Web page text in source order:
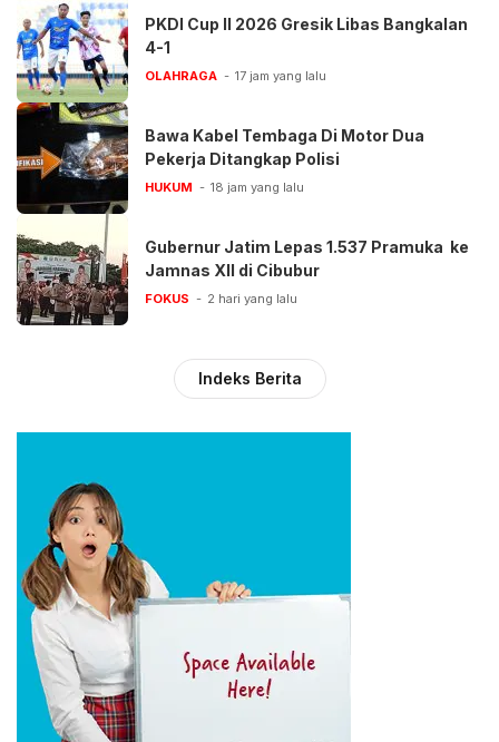
PKDI Cup II 2026 Gresik Libas Bangkalan
4-1
OLAHRAGA 17 jam yang lalu
Bawa Kabel Tembaga Di Motor Dua
Pekerja Ditangkap Polisi
HUKUM 18 jam yang lalu
Gubernur Jatim Lepas 1.537 Pramuka ke
Jamnas XII di Cibubur
FOKUS 2 hari yang lalu
Indeks Berita